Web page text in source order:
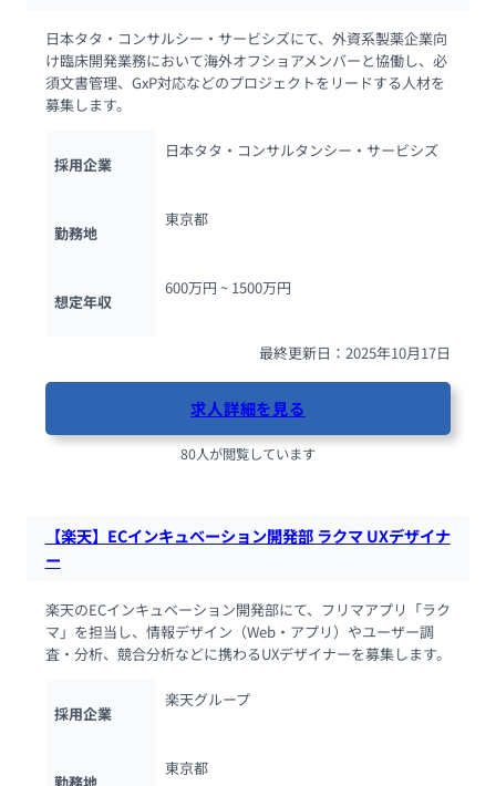
日本タタ・コンサルシー・サービシズにて、外資系製薬企業向
け臨床開発業務において海外オフショアメンバーと協働し、必
須文書管理、GxP対応などのプロジェクトをリードする人材を
募集します。
採用企業
日本タタ・コンサルタンシー・サービシズ
勤務地
東京都
想定年収
600万円 ~ 1500万円
最終更新日：2025年10月17日
求人詳細を見る
80人が閲覧しています
【楽天】ECインキュベーション開発部 ラクマ UXデザイナ
ー
楽天のECインキュベーション開発部にて、フリマアプリ「ラク
マ」を担当し、情報デザイン（Web・アプリ）やユーザー調
査・分析、競合分析などに携わるUXデザイナーを募集します。
採用企業
楽天グループ
東京都